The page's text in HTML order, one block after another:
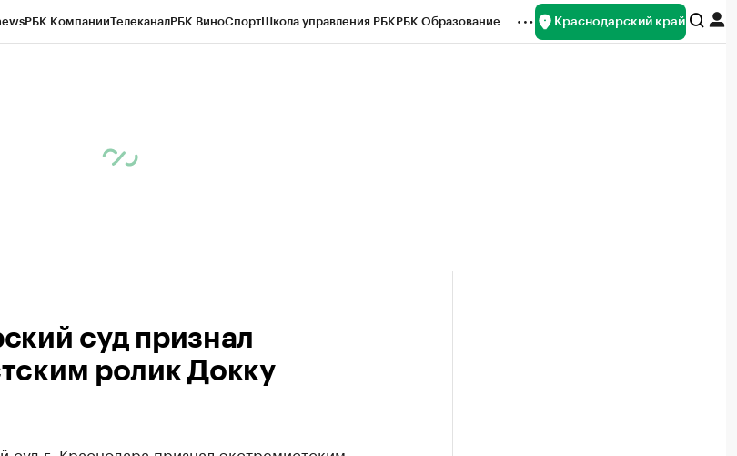
РБК КомпанииТелеканалРБК ВиноСпортШкола управления РБКРБК Образование Краснодарский край
суд признал
ролик Докку